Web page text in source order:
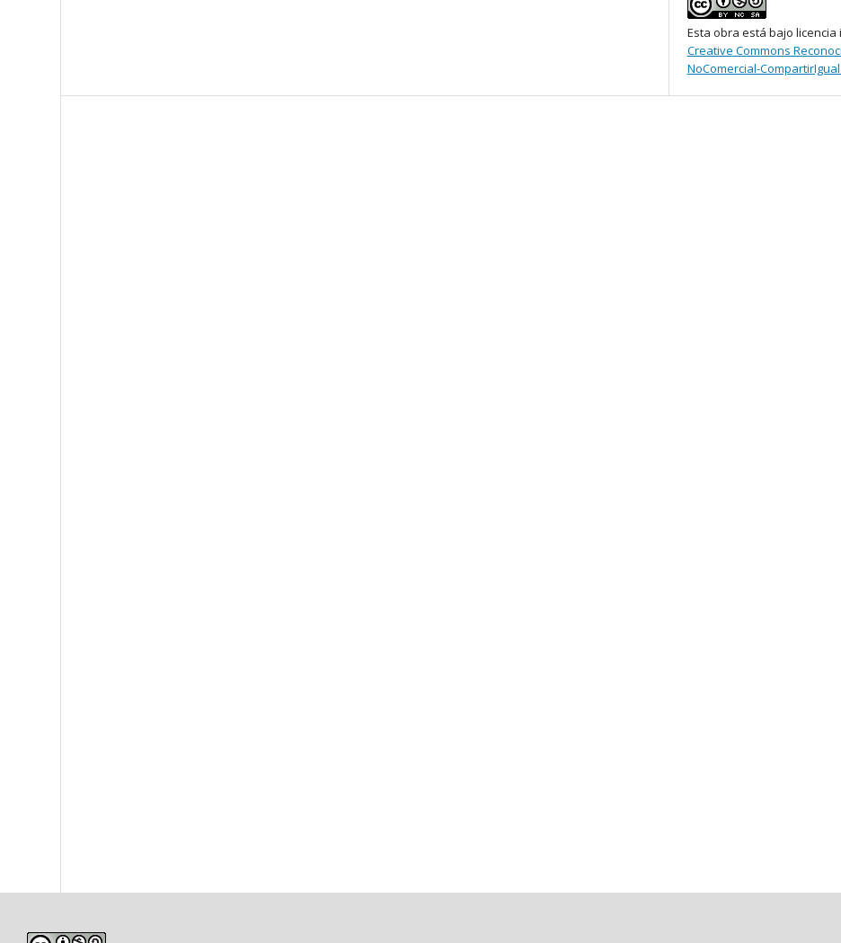
Esta obra está bajo
Creative Commons
NoComercial-CompartirIgual